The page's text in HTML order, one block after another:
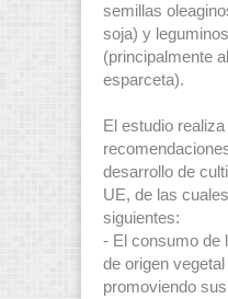
semillas
soja) y
(principalmente
esparceta).
El estudio
desarrollo de
UE, de las
siguientes:
- El consumo de
de origen
promoviendo